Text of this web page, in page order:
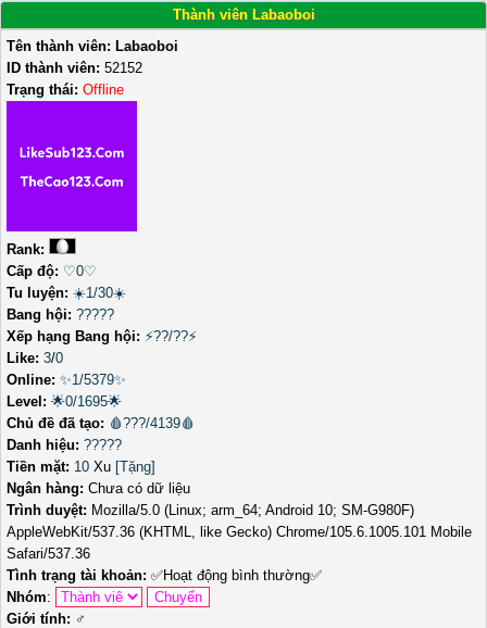
Thành viên Labaoboi
Tên thành viên: Labaoboi
ID thành viên: 52152
Trạng thái: Offline
Rank:
Cấp độ: ♡0♡
Tu luyện: ☀️1/30☀️
Bang hội: ?????
Xếp hạng Bang hội: ⚡??/??⚡
Like: 3/0
Online: ✨1/5379✨
Level: 🌟0/1695🌟
Chủ đề đã tạo: 🩸???/4139🩸
Danh hiệu: ?????
Tiền mặt: 10 Xu [Tặng]
Ngân hàng: Chưa có dữ liệu
Trình duyệt: Mozilla/5.0 (Linux; arm_64; Android 10; SM-G980F)
AppleWebKit/537.36 (KHTML, like Gecko) Chrome/105.6.1005.101 Mobile
Safari/537.36
Tình trạng tài khoản: ✅Hoạt động bình thường✅
Nhóm:
Giới tính: ♂️